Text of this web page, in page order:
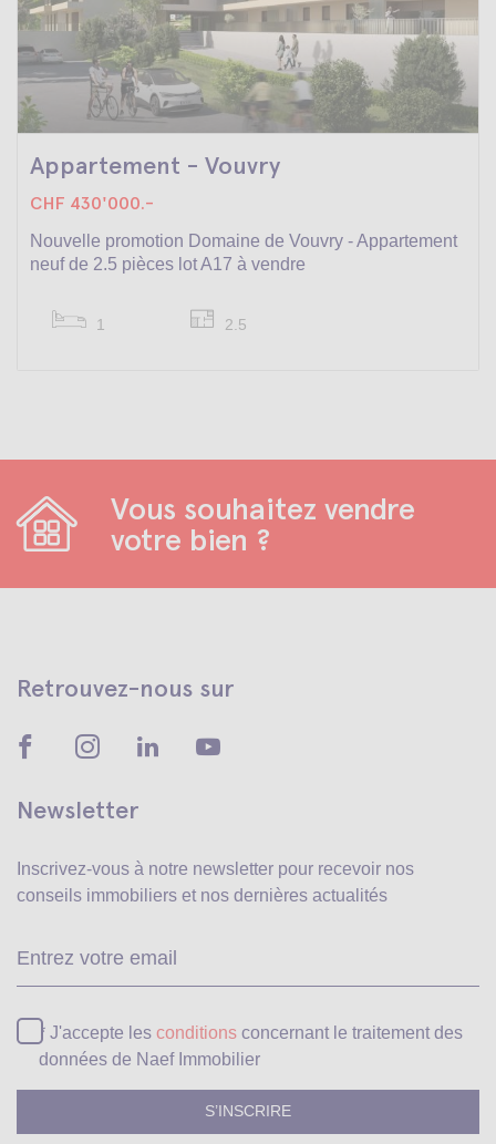
Appartement - Vouvry
CHF 430'000.-
Nouvelle promotion Domaine de Vouvry - Appartement
neuf de 2.5 pièces lot A17 à vendre
1 2.5
Vous souhaitez vendre
votre bien ?
Retrouvez-nous sur
Newsletter
Inscrivez-vous à notre newsletter pour recevoir nos
conseils immobiliers et nos dernières actualités
* J'accepte les conditions concernant le traitement des
données de Naef Immobilier